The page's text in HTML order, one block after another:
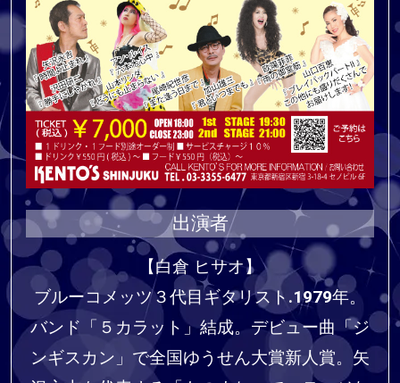
出演者
【白倉 ヒサオ】
ブルーコメッツ３代目ギタリスト.1979年。
バンド「５カラット」結成。デビュー曲「ジ
ンギスカン」で全国ゆうせん大賞新人賞。矢